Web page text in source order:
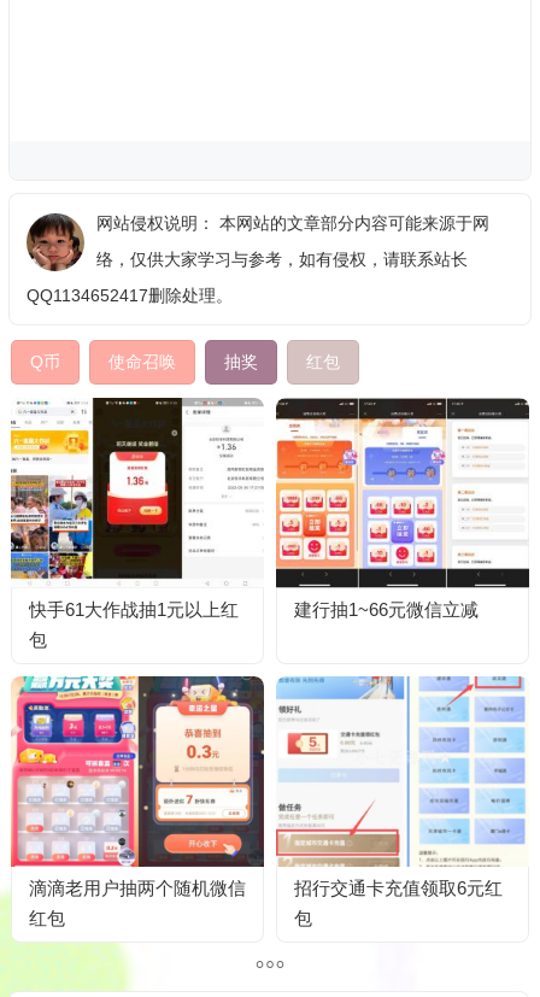
网站侵权说明： 本网站的文章部分内容可能来源于网
络，仅供大家学习与参考，如有侵权，请联系站长
QQ1134652417删除处理。
Q币 使命召唤 抽奖 红包
快‪手61大‪作‪战抽1元以上红‪
包
建行抽1~66元微信立减
滴滴老用户抽两个随机微信
红包
招行交通卡充值领取6元红
包